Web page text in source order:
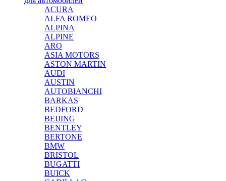
ACURA
ALFA ROMEO
ALPINA
ALPINE
ARO
ASIA MOTORS
ASTON MARTIN
AUDI
AUSTIN
AUTOBIANCHI
BARKAS
BEDFORD
BEIJING
BENTLEY
BERTONE
BMW
BRISTOL
BUGATTI
BUICK